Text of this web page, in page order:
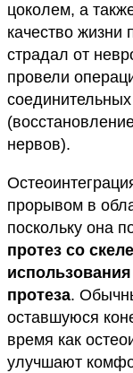
цоколем, а
качество жизни
страдал от
провели
нервов).
прорывом в
поскольку она
протез со
протеза.
оставшуюся
время как
улучшают